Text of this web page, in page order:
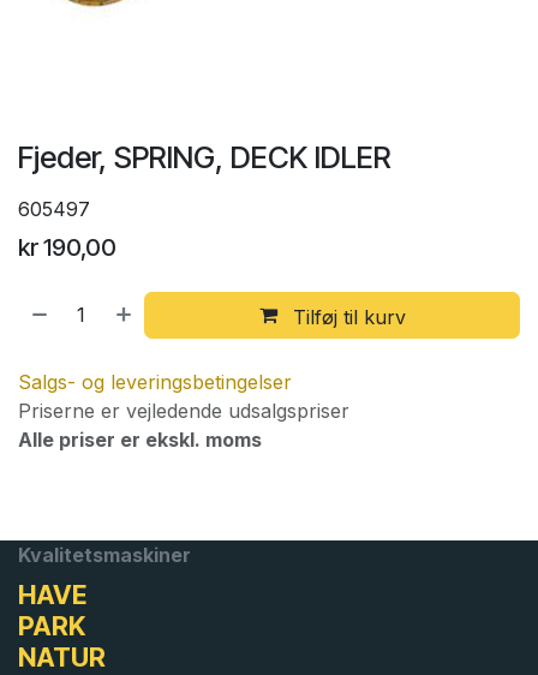
Fjeder, SPRING, DECK IDLER
605497
kr190,00
Tilføj til kurv
Salgs- og leveringsbetingelser
Priserne er vejledende udsalgspriser
Alle priser er ekskl. moms
Kvalitetsmaskiner
HAVE
PARK
NATUR